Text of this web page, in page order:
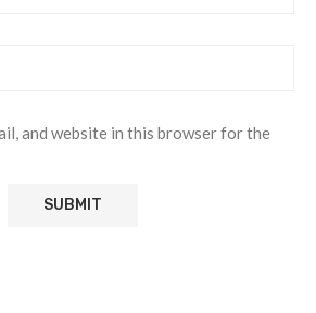
and website in this browser for the